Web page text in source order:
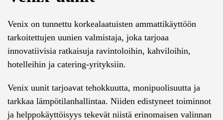
Venix on tunnettu korkealaatuisten ammattikäyttöön
tarkoitettujen uunien valmistaja, joka tarjoaa
innovatiivisia ratkaisuja ravintoloihin, kahviloihin,
hotelleihin ja catering-yrityksiin.
Venix uunit tarjoavat tehokkuutta, monipuolisuutta ja
tarkkaa lämpötilanhallintaa. Niiden edistyneet toiminnot
ja helppokäyttöisyys tekevät niistä erinomaisen valinnan